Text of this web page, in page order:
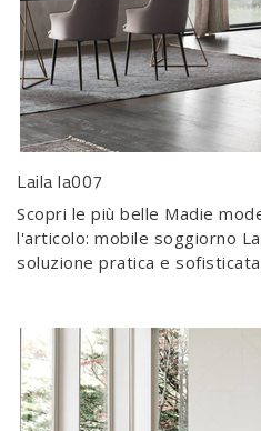
Laila la007
Scopri le più belle Madie
l'articolo: mobile soggiorno
soluzione pratica e